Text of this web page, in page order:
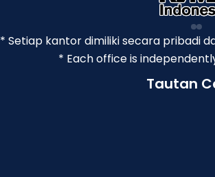
* Setiap kantor dimiliki secara pribadi
* Each office is
Tautan